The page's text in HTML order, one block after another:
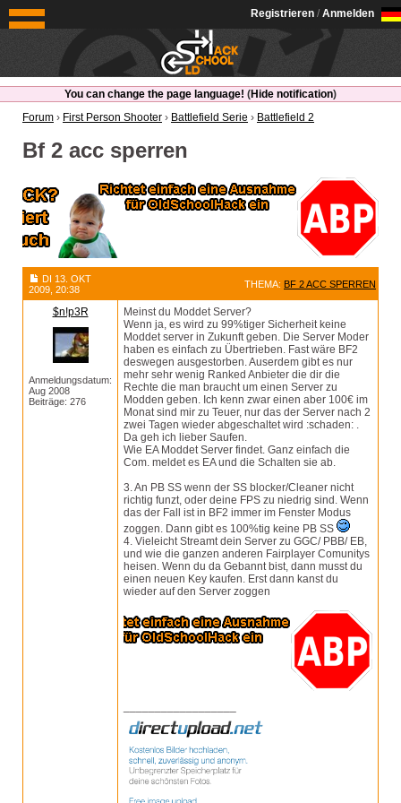
OldSchoolHack
Registrieren / Anmelden
You can change the page language! (Hide notification)
Forum › First Person Shooter › Battlefield Serie › Battlefield 2
Bf 2 acc sperren
DI 13. OKT
2009, 20:38
THEMA: BF 2 ACC SPERREN
$n!p3R
Anmeldungsdatum:
Aug 2008
Beiträge: 276
Meinst du Moddet Server?
Wenn ja, es wird zu 99%tiger Sicherheit keine
Moddet server in Zukunft geben. Die Server Moder
haben es einfach zu Übertrieben. Fast wäre BF2
deswegen ausgestorben. Auserdem gibt es nur
mehr sehr wenig Ranked Anbieter die dir die
Rechte die man braucht um einen Server zu
Modden geben. Ich kenn zwar einen aber 100€ im
Monat sind mir zu Teuer, nur das der Server nach 2
zwei Tagen wieder abgeschaltet wird :schaden: .
Da geh ich lieber Saufen.
Wie EA Moddet Server findet. Ganz einfach die
Com. meldet es EA und die Schalten sie ab.
3. An PB SS wenn der SS blocker/Cleaner nicht
richtig funzt, oder deine FPS zu niedrig sind. Wenn
das der Fall ist in BF2 immer im Fenster Modus
zoggen. Dann gibt es 100%tig keine PB SS
4. Vieleicht Streamt dein Server zu GGC/ PBB/ EB,
und wie die ganzen anderen Fairplayer Comunitys
heisen. Wenn du da Gebannt bist, dann musst du
einen neuen Key kaufen. Erst dann kanst du
wieder auf den Server zoggen